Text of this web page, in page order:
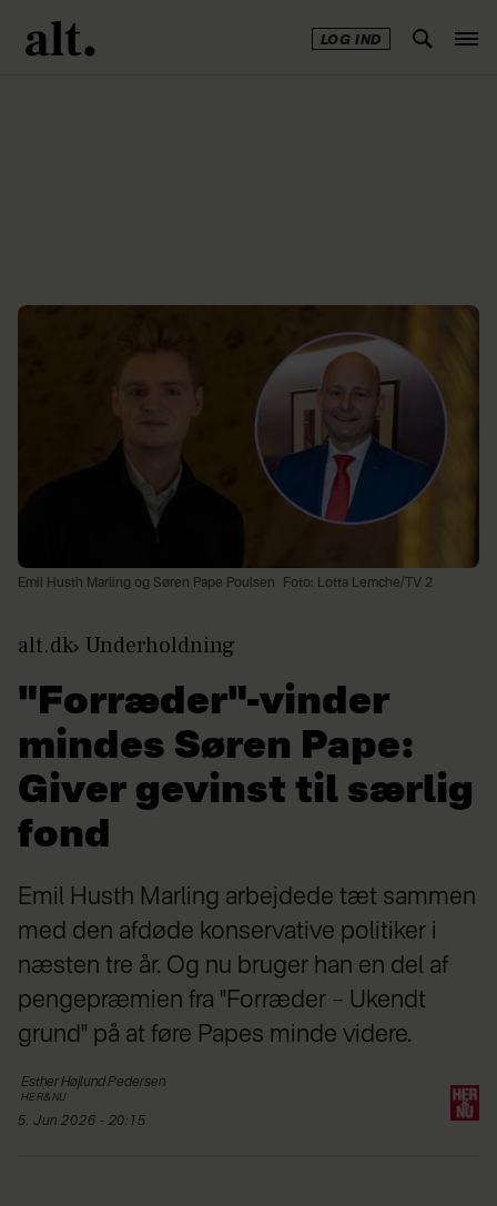
LOG IND
Emil Husth Marling og Søren Pape Poulsen Foto: Lotta Lemche/TV 2
alt.dk Underholdning
"Forræder"-vinder
mindes Søren Pape:
Giver gevinst til særlig
fond
Emil Husth Marling arbejdede tæt sammen
med den afdøde konservative politiker i
næsten tre år. Og nu bruger han en del af
pengepræmien fra "Forræder – Ukendt
grund" på at føre Papes minde videre.
Esther HøjlundPedersen
HER&NU
5. Jun 2026 - 20:15